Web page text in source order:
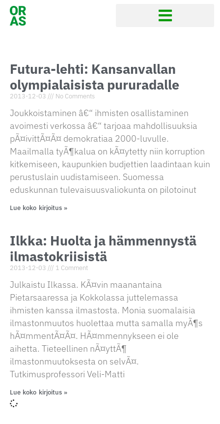
Futura-lehti: Kansanvallan
olympialaisista pururadalle
2013-12-03 No Comments
Joukkoistaminen â€“ ihmisten osallistaminen
avoimesti verkossa â€“ tarjoaa mahdollisuuksia
pÃ¤ivittÃ¤Ã¤ demokratiaa 2000-luvulle.
Maailmalla tyÃ¶kalua on kÃ¤ytetty niin korruption
kitkemiseen, kaupunkien budjettien laadintaan kuin
perustuslain uudistamiseen. Suomessa
eduskunnan tulevaisuusvaliokunta on pilotoinut
Lue koko kirjoitus »
Ilkka: Huolta ja hämmennystä
ilmastokriisistä
2013-12-03 1 Comment
Julkaistu Ilkassa. KÃ¤vin maanantaina
Pietarsaaressa ja Kokkolassa juttelemassa
ihmisten kanssa ilmastosta. Monia suomalaisia
ilmastonmuutos huolettaa mutta samalla myÃ¶s
hÃ¤mmentÃ¤Ã¤. HÃ¤mmennykseen ei ole
aihetta. Tieteellinen nÃ¤yttÃ¶
ilmastonmuutoksesta on selvÃ¤.
Tutkimusprofessori Veli-Matti
Lue koko kirjoitus »